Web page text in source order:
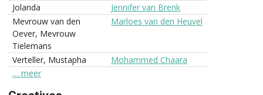
Jolanda
Jennifer van Brenk
Mevrouw van den
Oever, Mevrouw
Tielemans
Marloes van den Heuvel
Verteller, Mustapha
Mohammed Chaara
… meer